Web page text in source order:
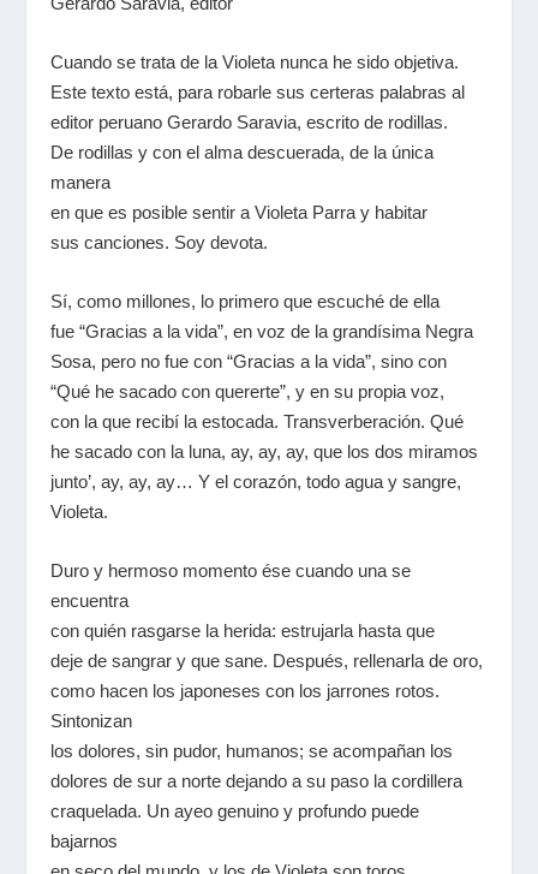
Cuando se trata de la Violeta nunca he sido objetiva.
Este texto está, para robarle sus certeras palabras al
editor peruano Gerardo Saravia, escrito de rodillas.
De rodillas y con el alma descuerada, de la única
manera
en que es posible sentir a Violeta Parra y habitar
sus canciones. Soy devota.
Sí, como millones, lo primero que escuché de ella
fue “Gracias a la vida”, en voz de la grandísima Negra
Sosa, pero no fue con “Gracias a la vida”, sino con
“Qué he sacado con quererte”, y en su propia voz,
con la que recibí la estocada. Transverberación. Qué
he sacado con la luna, ay, ay, ay, que los dos miramos
junto’, ay, ay, ay… Y el corazón, todo agua y sangre,
Violeta.
Duro y hermoso momento ése cuando una se
encuentra
con quién rasgarse la herida: estrujarla hasta que
deje de sangrar y que sane. Después, rellenarla de oro,
como hacen los japoneses con los jarrones rotos.
Sintonizan
los dolores, sin pudor, humanos; se acompañan los
dolores de sur a norte dejando a su paso la cordillera
craquelada. Un ayeo genuino y profundo puede
bajarnos